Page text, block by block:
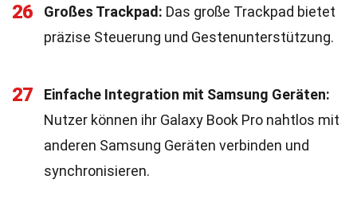
26 Großes Trackpad: Das große Trackpad bietet
präzise Steuerung und Gestenunterstützung.
27
Einfache Integration mit Samsung Geräten:
Nutzer können ihr Galaxy Book Pro nahtlos mit
anderen Samsung Geräten verbinden und
synchronisieren.